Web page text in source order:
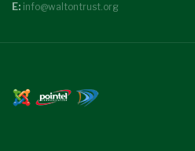
E: info@waltontrust.org